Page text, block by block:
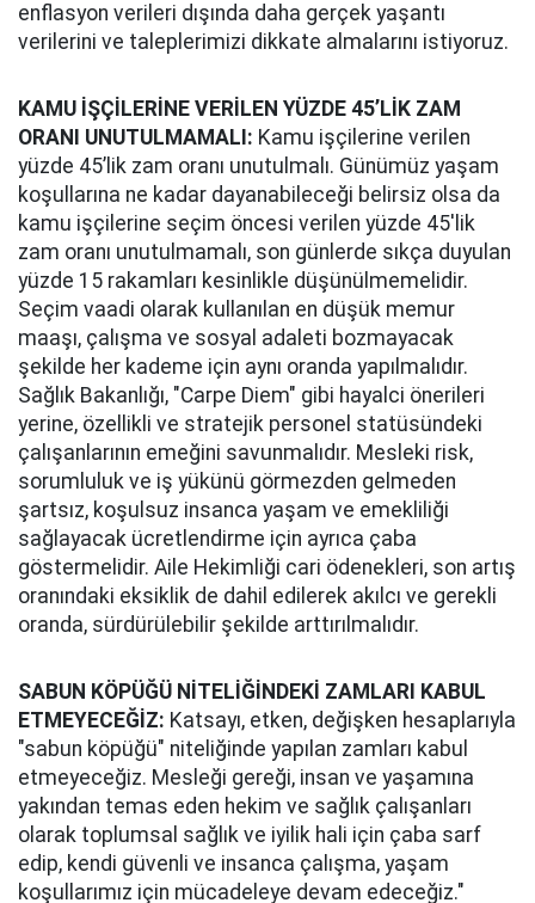
enflasyon verileri dışında daha gerçek yaşantı
verilerini ve taleplerimizi dikkate almalarını istiyoruz.
KAMU İŞÇİLERİNE VERİLEN YÜZDE 45’LİK ZAM
ORANI UNUTULMAMALI: Kamu işçilerine verilen
yüzde 45’lik zam oranı unutulmalı. Günümüz yaşam
koşullarına ne kadar dayanabileceği belirsiz olsa da
kamu işçilerine seçim öncesi verilen yüzde 45'lik
zam oranı unutulmamalı, son günlerde sıkça duyulan
yüzde 15 rakamları kesinlikle düşünülmemelidir.
Seçim vaadi olarak kullanılan en düşük memur
maaşı, çalışma ve sosyal adaleti bozmayacak
şekilde her kademe için aynı oranda yapılmalıdır.
Sağlık Bakanlığı, "Carpe Diem" gibi hayalci önerileri
yerine, özellikli ve stratejik personel statüsündeki
çalışanlarının emeğini savunmalıdır. Mesleki risk,
sorumluluk ve iş yükünü görmezden gelmeden
şartsız, koşulsuz insanca yaşam ve emekliliği
sağlayacak ücretlendirme için ayrıca çaba
göstermelidir. Aile Hekimliği cari ödenekleri, son artış
oranındaki eksiklik de dahil edilerek akılcı ve gerekli
oranda, sürdürülebilir şekilde arttırılmalıdır.
SABUN KÖPÜĞÜ NİTELİĞİNDEKİ ZAMLARI KABUL
ETMEYECEĞİZ: Katsayı, etken, değişken hesaplarıyla
"sabun köpüğü" niteliğinde yapılan zamları kabul
etmeyeceğiz. Mesleği gereği, insan ve yaşamına
yakından temas eden hekim ve sağlık çalışanları
olarak toplumsal sağlık ve iyilik hali için çaba sarf
edip, kendi güvenli ve insanca çalışma, yaşam
koşullarımız için mücadeleye devam edeceğiz."